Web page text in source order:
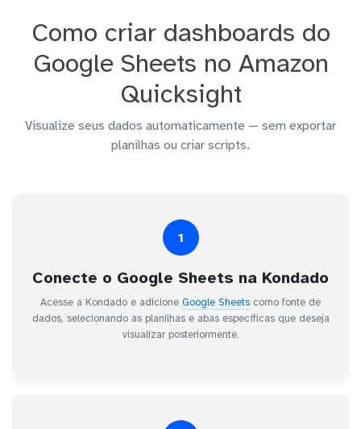
Como criar dashboards do
Google Sheets no Amazon
Quicksight
Visualize seus dados automaticamente — sem exportar
planilhas ou criar scripts.
1
Conecte o Google Sheets na Kondado
Acesse a Kondado e adicione Google Sheets como fonte de
dados, selecionando as planilhas e abas específicas que deseja
visualizar posteriormente.